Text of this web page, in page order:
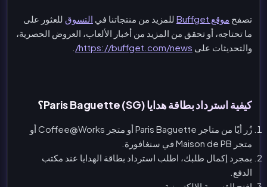
تصفح موقع Buffget للمزيد من منتجاتنا في التسوق للعثور على
ما تحتاجه، أو تحقق من المزيد من أخبار الألعاب، العروض الحصرية،
والتحديثات على https://buffget.com/news/
كيفية استرداد بطاقة هدايا Paris Baguette (SG)؟
زُر أيًا من متاجر Paris Baguette أو متجر Coffee@Works أو
متجر Maison de PB في سنغافورة.
بمجرد إكمال طلبك، اطلب استرداد بطاقة الهدايا عند مكتب
الدفع.